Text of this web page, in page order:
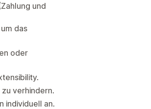
und
das
oder
verhindern.
individuell an.